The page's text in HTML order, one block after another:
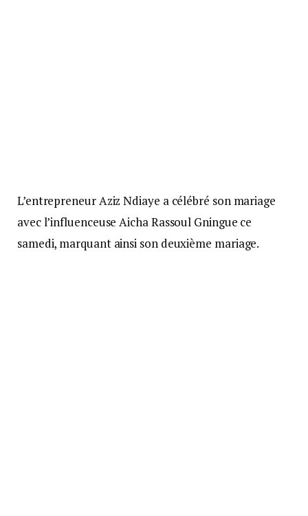
L’entrepreneur Aziz Ndiaye a célébré son mariage
avec l’influenceuse Aicha Rassoul Gningue ce
samedi, marquant ainsi son deuxième mariage.